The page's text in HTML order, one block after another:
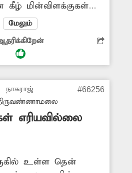
கீழ் மின்விளக்குகள்
அவற்றில் ஒரு
உடைந்த நிலையில்
சம்பந்தப்பட்ட
எடுக்க
மேலும்
நாகராஜ்
#66256
எரியவில்லை
உள்ள தென்